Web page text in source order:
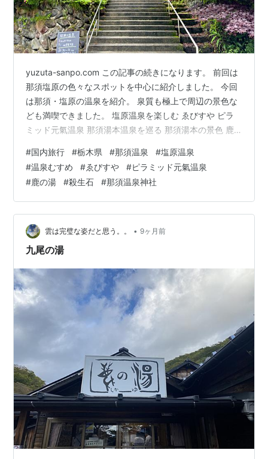
yuzuta-sanpo.com この記事の続きになります。 前回は
那須塩原の色々なスポットを中心に紹介しました。 今回
は那須・塩原の温泉を紹介。 泉質も極上で周辺の景色な
ども満喫できました。 塩原温泉を楽しむ ゑびすや ピラ
ミッド元氣温泉 那須湯本温泉を巡る 那須湯本の景色 鹿
しむ ゑびすや まずは那須塩原市にある「塩原温泉」を紹
介。 那須塩原駅から車で50分ほどの場所にあるのは「ゑ
びすや」さん。 木々に囲まれた景色が素晴らしい旅館
だ。 館内も落ち着いた感じでとてもいい雰囲気。 塩原温
泉の「温泉むすめ」である「塩原八弥」のパネルも展示
さ…
#国内旅行 #栃木県 #那須温泉 #塩原温泉
#温泉むすめ #ゑびすや #ピラミッド元氣温泉
#鹿の湯 #殺生石 #那須温泉神社
雲は完璧な姿だと思う。。 • 9ヶ月前
九尾の湯